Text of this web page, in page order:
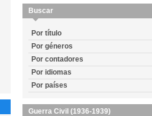
Buscar
Por título
Por géneros
Por contadores
Por idiomas
Por países
Guerra Civil (1936-1939)